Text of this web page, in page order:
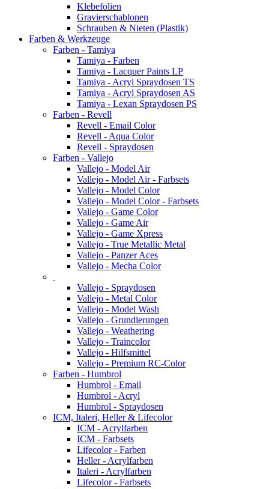
Klebefolien
Gravierschablonen
Schrauben & Nieten (Plastik)
Farben & Werkzeuge
Farben - Tamiya
Tamiya - Farben
Tamiya - Lacquer Paints LP
Tamiya - Acryl Spraydosen TS
Tamiya - Acryl Spraydosen AS
Tamiya - Lexan Spraydosen PS
Farben - Revell
Revell - Email Color
Revell - Aqua Color
Revell - Spraydosen
Farben - Vallejo
Vallejo - Model Air
Vallejo - Model Air - Farbsets
Vallejo - Model Color
Vallejo - Model Color - Farbsets
Vallejo - Game Color
Vallejo - Game Air
Vallejo - Game Xpress
Vallejo - True Metallic Metal
Vallejo - Panzer Aces
Vallejo - Mecha Color
Vallejo - Spraydosen
Vallejo - Metal Color
Vallejo - Model Wash
Vallejo - Grundierungen
Vallejo - Weathering
Vallejo - Traincolor
Vallejo - Hilfsmittel
Vallejo - Premium RC-Color
Farben - Humbrol
Humbrol - Email
Humbrol - Acryl
Humbrol - Spraydosen
ICM, Italeri, Heller & Lifecolor
ICM - Acrylfarben
ICM - Farbsets
Lifecolor - Farben
Heller - Acrylfarben
Italeri - Acrylfarben
Lifecolor - Farbsets